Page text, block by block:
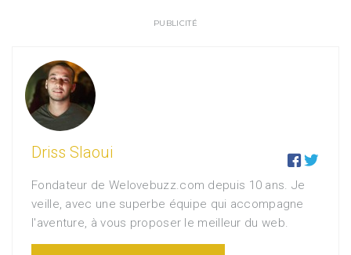
PUBLICITÉ
Driss Slaoui 

Fondateur de Welovebuzz.com depuis 10 ans. Je
veille, avec une superbe équipe qui accompagne
l'aventure, à vous proposer le meilleur du web.